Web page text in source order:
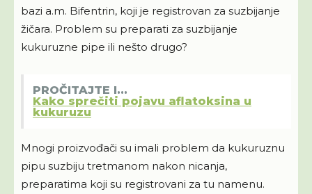
bazi a.m. Bifentrin, koji je registrovan za suzbijanje
žičara. Problem su preparati za suzbijanje
kukuruzne pipe ili nešto drugo?
PROČITAJTE I...
Kako sprečiti pojavu aflatoksina u
kukuruzu
Mnogi proizvođači su imali problem da kukuruznu
pipu suzbiju tretmanom nakon nicanja,
preparatima koji su registrovani za tu namenu.